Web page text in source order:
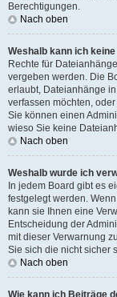
Berechtigungen.
Nach oben
Weshalb kann ich
Rechte für
vergeben werden. Die
erlaubt, Dateianhänge
verfassen möchten,
Sie können einen
wieso Sie keine
Nach oben
Weshalb wurde ich
In jedem Board gibt es
festgelegt werden.
kann sie Ihnen eine
Entscheidung der
mit dieser Verwarnung
Sie sich die nicht sicher
Nach oben
Wie kann ich Beiträge